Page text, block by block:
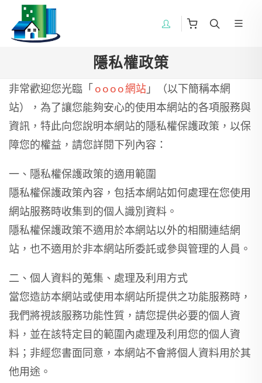
隱私權政策
非常歡迎您光臨「 o o o o 網站 」（以下簡稱本網
站），為了讓您能夠安心的使用本網站的各項服務與
資訊，特此向您說明本網站的隱私權保護政策，以保
障您的權益，請您詳閱下列內容：
一、隱私權保護政策的適用範圍
隱私權保護政策內容，包括本網站如何處理在您使用
網站服務時收集到的個人識別資料。
隱私權保護政策不適用於本網站以外的相關連結網
站，也不適用於非本網站所委託或參與管理的人員。
二、個人資料的蒐集、處理及利用方式
當您造訪本網站或使用本網站所提供之功能服務時，
我們將視該服務功能性質，請您提供必要的個人資
料，並在該特定目的範圍內處理及利用您的個人資
料；非經您書面同意，本網站不會將個人資料用於其
他用途。